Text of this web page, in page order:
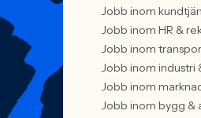
Jobb inom
Jobb inom HR &
Jobb inom
Jobb inom industri
Jobb inom
Jobb inom bygg &